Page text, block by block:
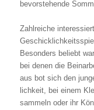
bevor­ste­hen­de
Zahl­rei­che
Beson­ders beliebt
bei denen die
aus bot sich den
lich­keit, bei einem
sam­meln oder ihr